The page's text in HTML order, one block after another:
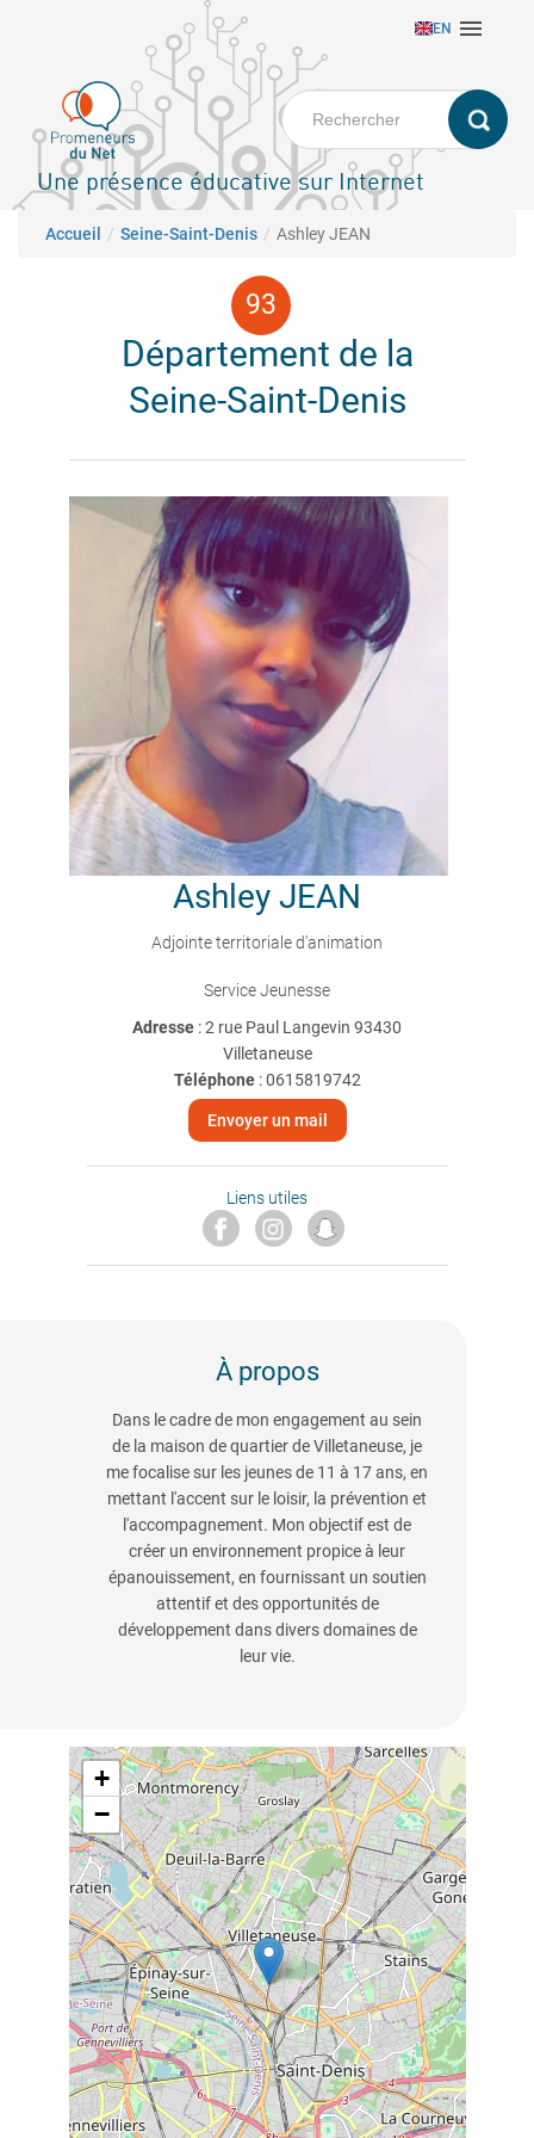
principal
EN 
Une présence éducative sur Internet
Fil d'Ariane
Accueil Seine-Saint-Denis Ashley JEAN
Département de la
Seine-Saint-Denis
Ashley JEAN
Adjointe territoriale d'animation
Service Jeunesse
Adresse : 2 rue Paul Langevin 93430
Villetaneuse
Téléphone:0615819742
Envoyer un mail
Liens utiles
À propos
Dans le cadre de mon engagement au sein
de la maison de quartier de Villetaneuse, je
me focalise sur les jeunes de 11 à 17 ans, en
mettant l'accent sur le loisir, la prévention et
l'accompagnement. Mon objectif est de
créer un environnement propice à leur
épanouissement, en fournissant un soutien
attentif et des opportunités de
développement dans divers domaines de
leur vie.
+
−